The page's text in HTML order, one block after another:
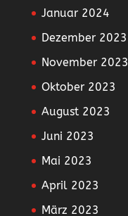
Januar 2024
Dezember 2023
November 2023
Oktober 2023
August 2023
Juni 2023
Mai 2023
April 2023
März 2023